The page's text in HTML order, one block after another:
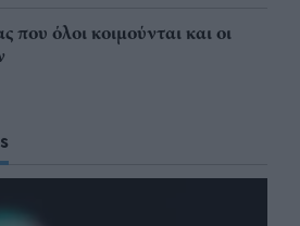
όλοι κοιμούνται και οι